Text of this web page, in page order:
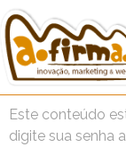
Este conteúdo
digite sua senha